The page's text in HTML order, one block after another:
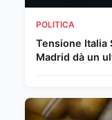
POLITICA
Tensione Italia
Madrid dà un